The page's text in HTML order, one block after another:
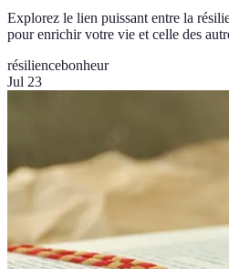
Explorez le lien puissant entre la
pour enrichir votre vie et celle des
résiliencebonheur
Jul 23